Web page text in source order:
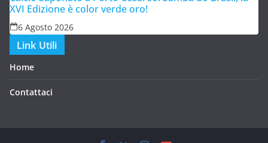
XVI Edizione è color verde oro!
6 Agosto 2026
Link Utili
Home
Contattaci